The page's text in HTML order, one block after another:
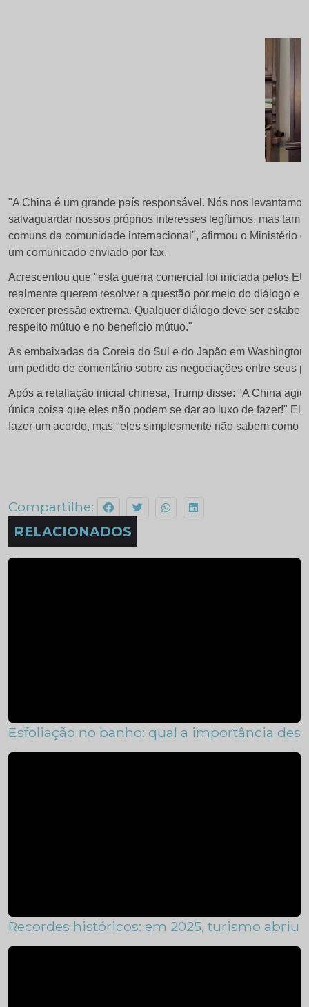
"A China é um grande país responsável. Nós nos
salvaguardar nossos próprios interesses legítimos, mas
comuns da comunidade internacional", afirmou o Ministério
um comunicado enviado por fax.
Acrescentou que "esta guerra comercial foi iniciada pelos
realmente querem resolver a questão por meio do diálogo e
exercer pressão extrema. Qualquer diálogo deve ser
respeito mútuo e no benefício mútuo."
As embaixadas da Coreia do Sul e do Japão em
um pedido de comentário sobre as negociações entre seus
Após a retaliação inicial chinesa, Trump disse: "A China
única coisa que eles não podem se dar ao luxo de fazer!"
fazer um acordo, mas "eles simplesmente não sabem como
Compartilhe:
RELACIONADOS
Esfoliação no banho: qual a importância
Recordes históricos: em 2025, turismo abriu